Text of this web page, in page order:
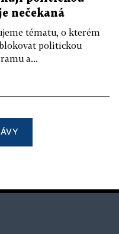
nečekaná
tématu, o kterém
politickou
a...